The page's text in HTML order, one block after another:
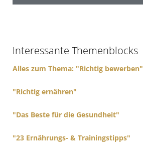
r
o
Interessante Themenblocks
Alles zum Thema: "Richtig bewerben"
"Richtig ernähren"
"Das Beste für die Gesundheit"
"23 Ernährungs- & Trainingstipps"